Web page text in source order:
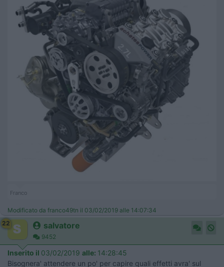
Franco
Modificato da franco49tn il 03/02/2019 alle 14:07:34
22
salvatore
9452
Inserito il 03/02/2019 alle: 14:28:45
Bisognera' attendere un po' per capire quali effetti avra' sul